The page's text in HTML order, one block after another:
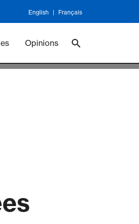
English Français
Opinions